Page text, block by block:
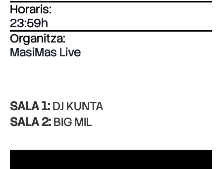
Horaris:
23:59
Organitza:
MasiMas Live
SALA 1:DJ KUNTA
SALA 2:BIG MIL